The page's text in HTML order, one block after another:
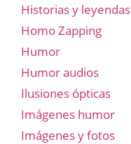
Historias y leyendas
Homo Zapping
Humor
Humor audios
Ilusiones ópticas
Imágenes humor
Imágenes y fotos